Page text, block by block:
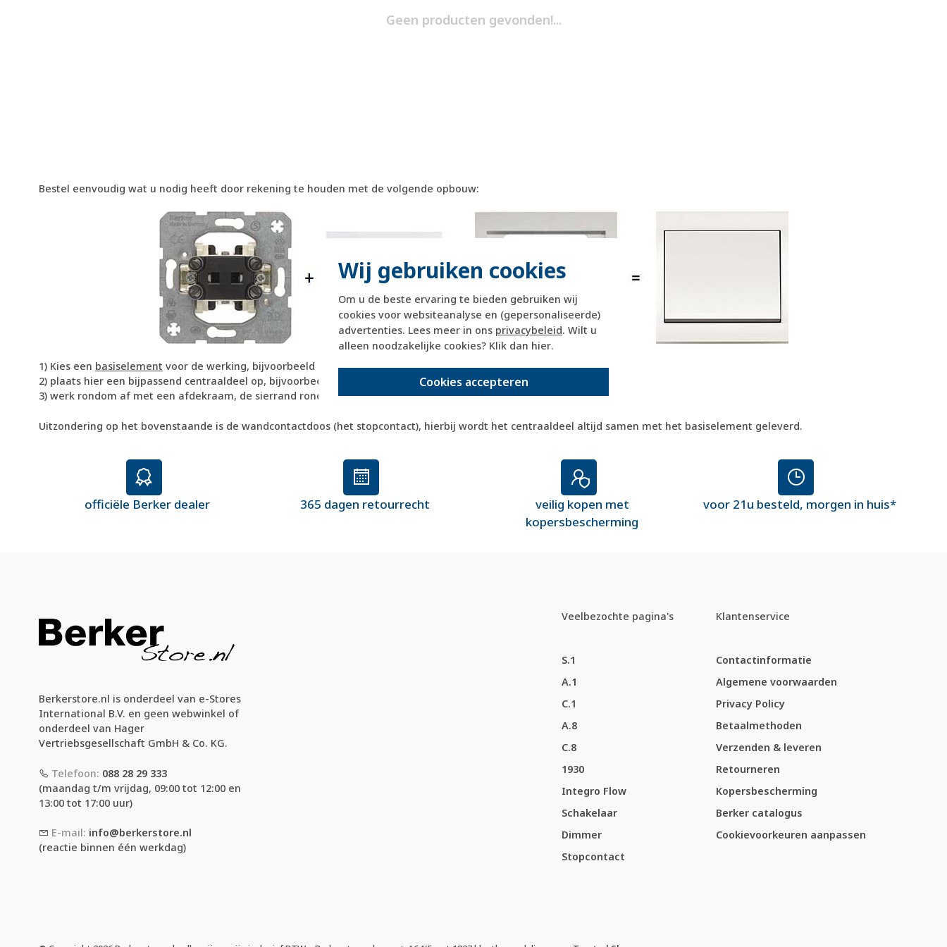
Wij gebruiken cookies
Om u de beste ervaring te bieden gebruiken wij
cookies voor websiteanalyse en (gepersonaliseerde)
advertenties. Lees meer in ons privacybeleid. Wilt u
alleen noodzakelijke cookies? Klik dan hier.
Cookies accepteren
Geen producten gevonden!...
Bestel eenvoudig wat u nodig heeft door rekening te houden met de volgende opbouw:
1) Kies een basiselement voor de werking, bijvoorbeeld een schakelaar of dimmer
2) plaats hier een bijpassend centraaldeel op, bijvoorbeeld een schakelwip of dimmerknop
3) werk rondom af met een afdekraam, de sierrand rondom (enkel- of meervoudig)
Uitzondering op het bovenstaande is de wandcontactdoos (het stopcontact), hierbij wordt het centraaldeel altijd samen met het basiselement geleverd.
officiële Berker dealer 365 dagen retourrecht
veilig kopen met
kopersbescherming
voor 21u besteld, morgen in huis*
Berkerstore.nl is onderdeel van e-Stores
International B.V. en geen webwinkel of
onderdeel van Hager
Vertriebsgesellschaft GmbH & Co. KG.
Telefoon: 088 28 29 333
(maandag t/m vrijdag, 09:00 tot 12:00 en
13:00 tot 17:00 uur)
E-mail: info@berkerstore.nl
(reactie binnen één werkdag)
Veelbezochte pagina's
S.1
A.1
C.1
A.8
C.8
1930
Integro Flow
Schakelaar
Dimmer
Stopcontact
Klantenservice
Contactinformatie
Algemene voorwaarden
Privacy Policy
Betaalmethoden
Verzenden & leveren
Retourneren
Kopersbescherming
Berker catalogus
Cookievoorkeuren aanpassen